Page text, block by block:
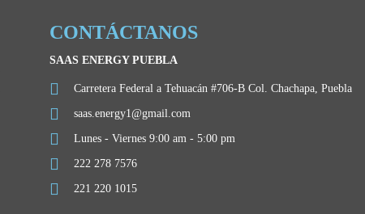
CONTÁCTANOS
SAAS ENERGY PUEBLA
Carretera Federal a Tehuacán #706-B Col. Chachapa, Puebla
saas.energy1@gmail.com
Lunes - Viernes 9:00 am - 5:00 pm
222 278 7576
221 220 1015